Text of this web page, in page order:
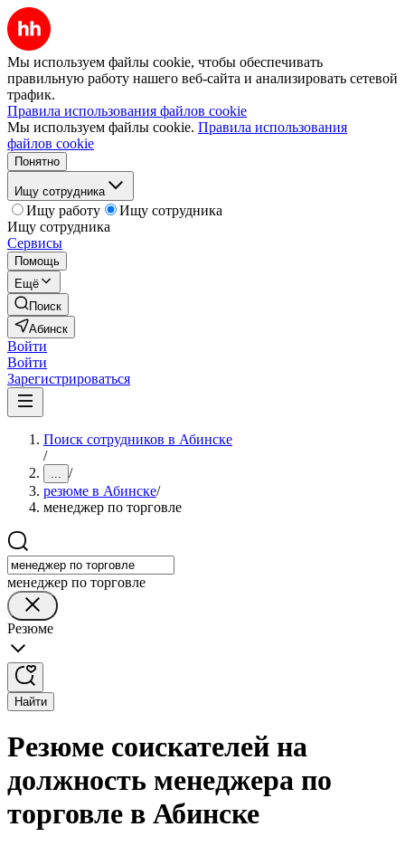
Мы используем файлы cookie, чтобы обеспечивать
правильную работу нашего веб-сайта и анализировать сетевой
трафик.
Правила использования файлов cookie
Мы используем файлы cookie. Правила использования
файлов cookie
Понятно
Ищу сотрудника
Ищу работу
Ищу сотрудника
Ищу сотрудника
Сервисы
Помощь
Ещё
Поиск
Абинск
Войти
Войти
Зарегистрироваться
Поиск сотрудников в Абинске
/
... /
резюме в Абинске/
менеджер по торговле
менеджер по торговле
Резюме
Найти
Резюме соискателей на
должность менеджера по
торговле в Абинске